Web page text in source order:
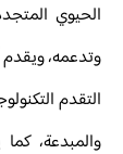
الحيوي
وتدعمه، ويقدم
التقدم
والمبدعة،